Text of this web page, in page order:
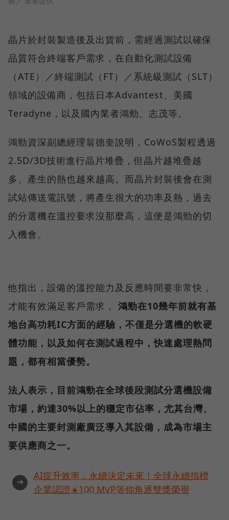
晶片於封裝製造後及出貨前，需經過測試以確保
品質符合終端客戶需求，在自動化測試設備
（ATE）／終端測試（FT）／系統級測試（SLT）
領域的設備商，包括日本Advantest、美國
Teradyne，以及國內業者鴻勁、志茂等。
鴻勁資深副總經理翁德奎說明，CoWoS製程透過
2.5D/3D技術進行晶片堆疊，但晶片越堆疊越
多、產生的熱也越來越高。而晶片封裝後會在測
試站傳送電訊號，將產生很大的功率及熱，過去
的分選機在溫控要求沒那麼高，這便是鴻勁的切
入機會。
他指出，設備的溫控能力及反應時間要非常快，
才能有效滿足客戶需求， 鴻勁在10幾年前就有基
地台高功耗IC方面的經驗，不僅是分選機的軟硬
體功能，以及如何在測試過程中，快速處理熱問
題，都有相當優勢。
法人表示，目前鴻勁在全球後段測試分選機設備
市場，約達30%以上的穩定市佔率，尤其台灣、
中國的主要封測廠廣泛導入其設備，成為市場主
要供應商之一。
➜
AI提升效率，永續決定未來！全球永續指標
企業認證☀️100 MVP等你角逐雙獎榮譽